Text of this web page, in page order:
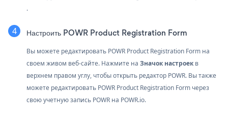
.
Настроить POWR Product Registration Form
Вы можете редактировать POWR Product Registration Form на
своем живом веб-сайте. Нажмите на Значок настроек в
верхнем правом углу, чтобы открыть редактор POWR. Вы также
можете редактировать POWR Product Registration Form через
свою учетную запись POWR на POWR.io.